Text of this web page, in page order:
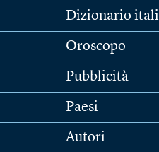
Dizionario
Oroscopo
Pubblicità
Paesi
Autori